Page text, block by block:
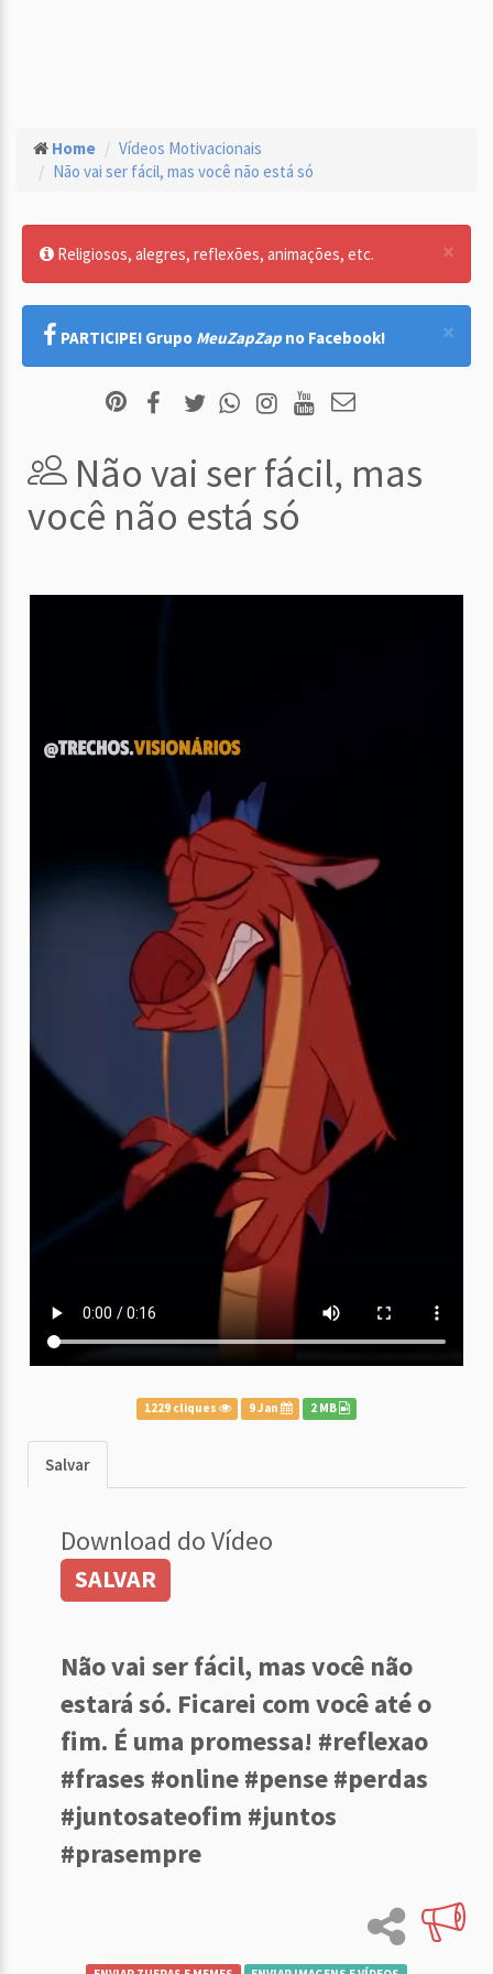
Home
Vídeos Motivacionais
Não vai ser fácil, mas você não está só
×
Religiosos, alegres, reflexões, animações, etc.
×
PARTICIPE! Grupo MeuZapZap no Facebook!
Não vai ser fácil, mas
você não está só
1229 cliques 9 Jan 2 MB
Salvar
Download do Vídeo
SALVAR
Não vai ser fácil, mas você não
estará só. Ficarei com você até o
fim. É uma promessa! #reflexao
#frases #online #pense #perdas
#juntosateofim #juntos
#prasempre